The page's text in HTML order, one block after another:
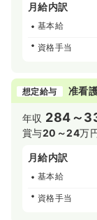
月給内訳
基本給
資格手当
想定給与 准看
年収 284～
賞与20～24万
月給内訳
基本給
資格手当